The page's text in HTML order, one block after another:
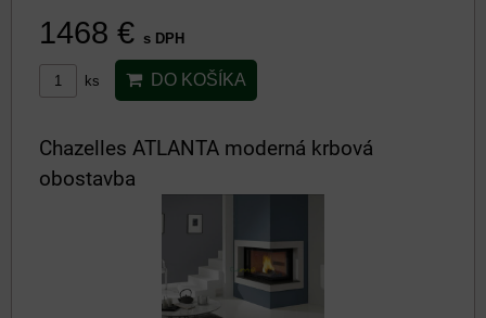
1468 € s DPH
ks DO KOŠÍKA
Chazelles ATLANTA moderná krbová
obostavba